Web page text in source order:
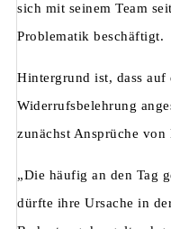
sich mit seinem Team
Problematik beschäftigt.
Hintergrund ist, dass
Widerrufsbelehrung
zunächst Ansprüche
„Die häufig an den Tag
dürfte ihre Ursache in